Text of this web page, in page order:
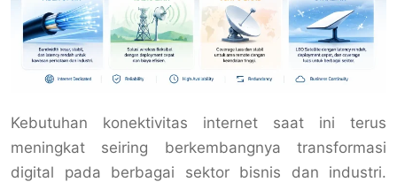
Kebutuhan konektivitas internet saat ini terus
meningkat seiring berkembangnya transformasi
digital pada berbagai sektor bisnis dan industri.